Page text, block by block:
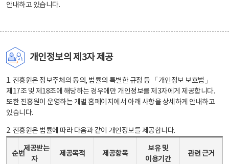
안내하고 있습니다.
개인정보의 제3자 제공
1. 진흥원은 정보주체의 동의, 법률의 특별한 규정 등 「개인정보 보호법」
제17조 및 제18조에 해당하는 경우에만 개인정보를 제3자에게 제공합니다.
또한 진흥원이 운영하는 개별 홈페이지에서 아래 사항을 상세하게 안내하고
있습니다.
2. 진흥원은 법률에 따라 다음과 같이 개인정보를 제공합니다.
순번
제공받는
자
제공목적 제공항목
보유 및
이용기간
관련 근거